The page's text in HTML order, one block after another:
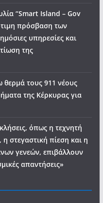
“Smart Island – Gov
πρόσβαση των
υπηρεσίες και
της
θερμά τους 911 νέους
της Κέρκυρας για
όπως η τεχνητή
στεγαστική πίεση και η
γενεών, επιβάλλουν
απαντήσεις»